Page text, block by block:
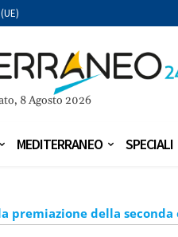
8 Agosto 2026
MEDITERRANEO SPECIALI
della seconda